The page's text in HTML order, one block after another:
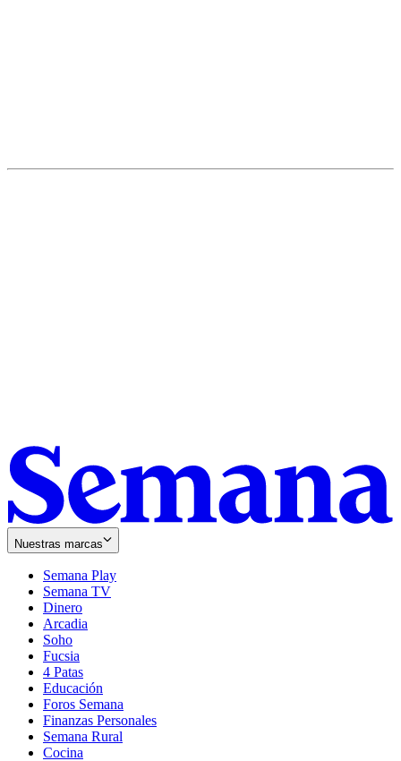
Nuestras marcas
Semana Play
Semana TV
Dinero
Arcadia
Soho
in
new
window
Fucsia
in
new
window
4 Patas
Educación
Foros Semana
Finanzas Personales
Semana Rural
Cocina